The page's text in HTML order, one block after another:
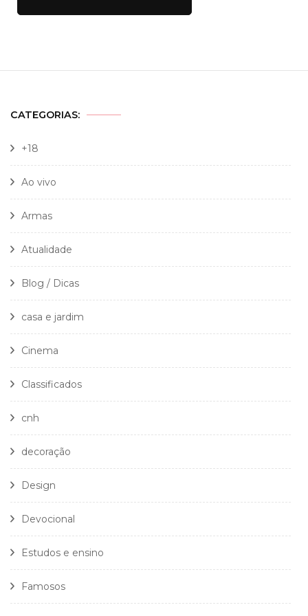
CATEGORIAS:
+18
Ao vivo
Armas
Atualidade
Blog / Dicas
casa e jardim
Cinema
Classificados
cnh
decoração
Design
Devocional
Estudos e ensino
Famosos